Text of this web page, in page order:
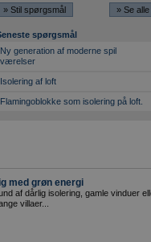
» Stil spørgsmål » Se alle
spørgsmål
Ny generation af moderne spil
værelser
Isolering af loft
Flamingoblokke som isolering på loft.
med grøn energi
af dårlig isolering, gamle vinduer
villaer...